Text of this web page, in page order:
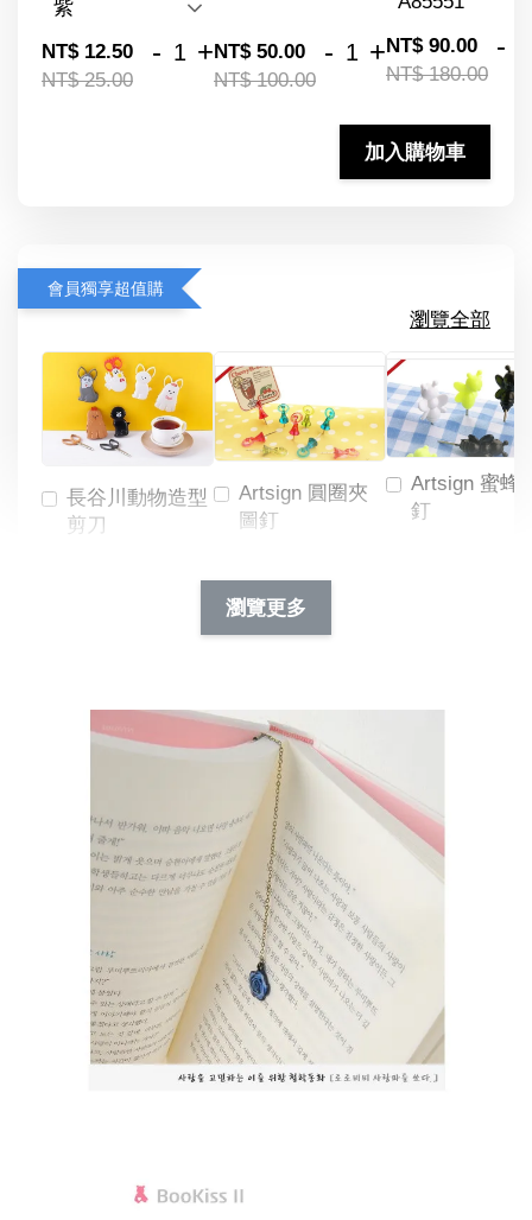
NT$ 12.50
NT$ 25.00
- +NT$ 50.00
NT$ 100.00
- +NT$ 90.00
NT$ 180.00
-
加入購物車
會員獨享超值購
瀏覽全部
長谷川動物造型
剪刀
Artsign 圓圈夾
圖釘
NT$ 19.00
NT$ 66.00
Artsign 蜜蜂
釘
加入購物車
瀏覽更多